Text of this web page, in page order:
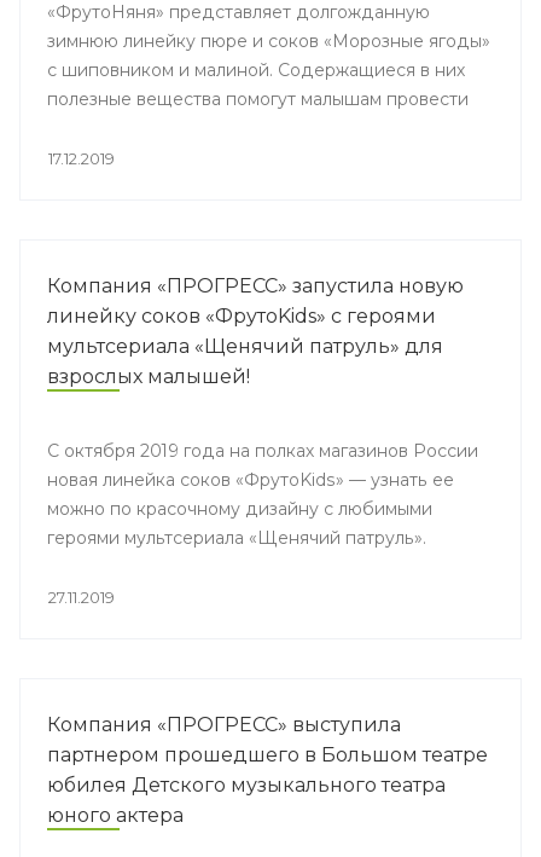
«ФрутоНяня» представляет долгожданную
зимнюю линейку пюре и соков «Морозные ягоды»
с шиповником и малиной. Содержащиеся в них
полезные вещества помогут малышам провести
счастливыми.
17.12.2019
Компания «ПРОГРЕСС» запустила новую
линейку соков «ФрутоKids» с героями
мультсериала «Щенячий патруль» для
взрослых малышей!
С октября 2019 года на полках магазинов России
новая линейка соков «ФрутоKids» — узнать ее
можно по красочному дизайну с любимыми
героями мультсериала «Щенячий патруль».
27.11.2019
Компания «ПРОГРЕСС» выступила
партнером прошедшего в Большом театре
юбилея Детского музыкального театра
юного актера